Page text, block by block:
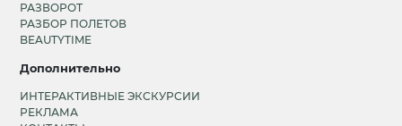
РАЗВОРОТ
РАЗБОР ПОЛЕТОВ
BEAUTYTIME
Дополнительно
ИНТЕРАКТИВНЫЕ ЭКСКУРСИИ
РЕКЛАМА